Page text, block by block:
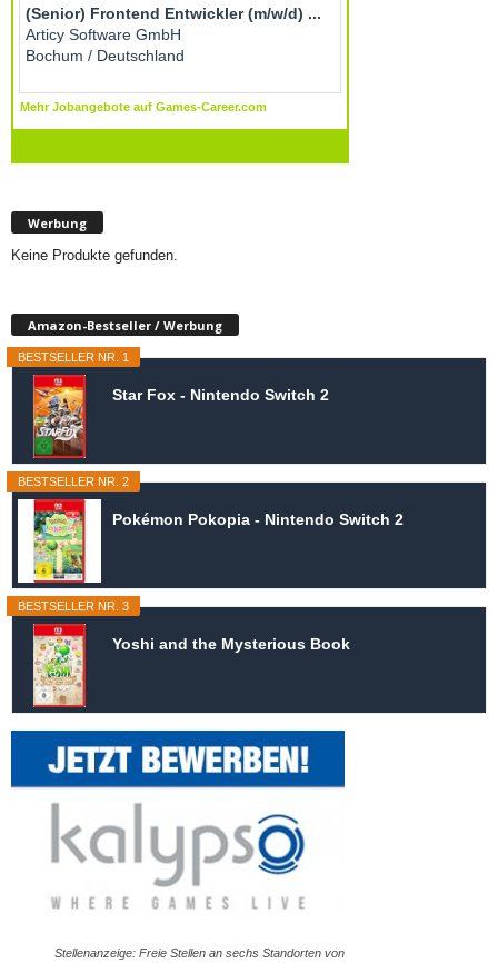
Werbung
Keine Produkte gefunden.
Amazon-Bestseller / Werbung
BESTSELLER NR. 1
Star Fox - Nintendo Switch 2
BESTSELLER NR. 2
Pokémon Pokopia - Nintendo Switch 2
BESTSELLER NR. 3
Yoshi and the Mysterious Book
Stellenanzeige: Freie Stellen an sechs Standorten von